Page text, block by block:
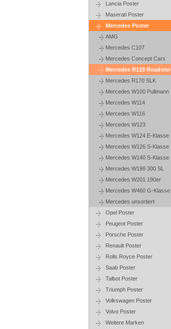
Lancia Poster
Maserati Poster
Mercedes Poster
AMG
Mercedes C107
Mercedes Concept Cars
Mercedes R129 Roadster
Mercedes R170 SLK
Mercedes W100 Pullmann
Mercedes W114
Mercedes W116
Mercedes W123
Mercedes W124 E-Klasse
Mercedes W126 S-Klasse
Mercedes W140 S-Klasse
Mercedes W198 300 SL
Mercedes W201 190er
Mercedes W460 G-Klasse
Mercedes unsortiert
Opel Poster
Peugeot Poster
Porsche Poster
Renault Poster
Rolls Royce Poster
Saab Poster
Talbot Poster
Triumph Poster
Volkswagen Poster
Volvo Poster
Weitere Marken